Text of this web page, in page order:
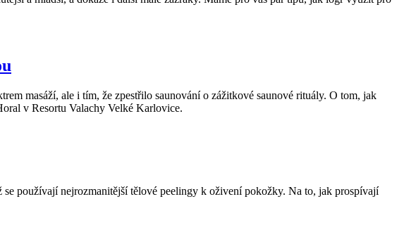
masáží, ale i tím, že zpestřilo saunování o zážitkové saunové rituály. O tom, jak
v Resortu Valachy Velké Karlovice.
používají nejrozmanitější tělové peelingy k oživení pokožky. Na to, jak prospívají